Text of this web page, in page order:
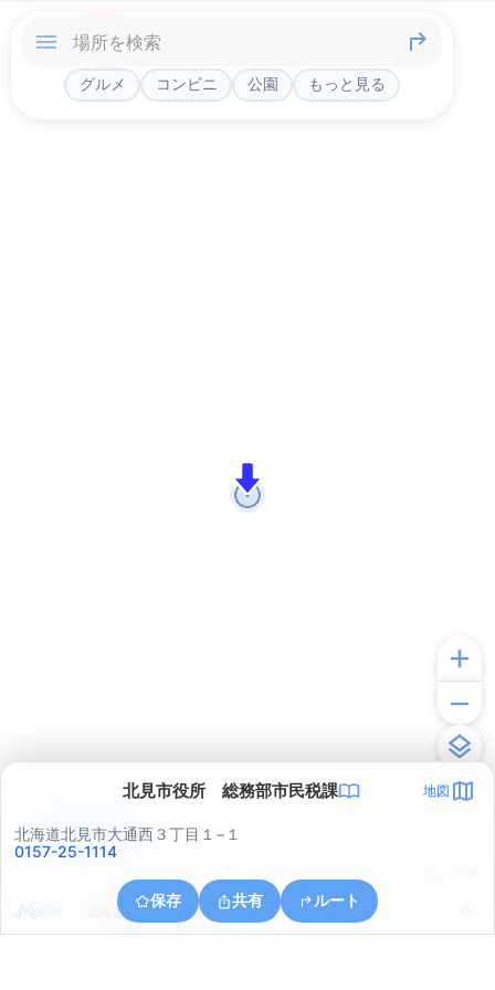
グルメ コンビニ 公園 もっと見る
北見市役所 総務部市民税課 地図
北海道北見市大通西３丁目１−１
0157-25-1114
保存 共有 ルート
北海道北見市光葉町
アプリで見る